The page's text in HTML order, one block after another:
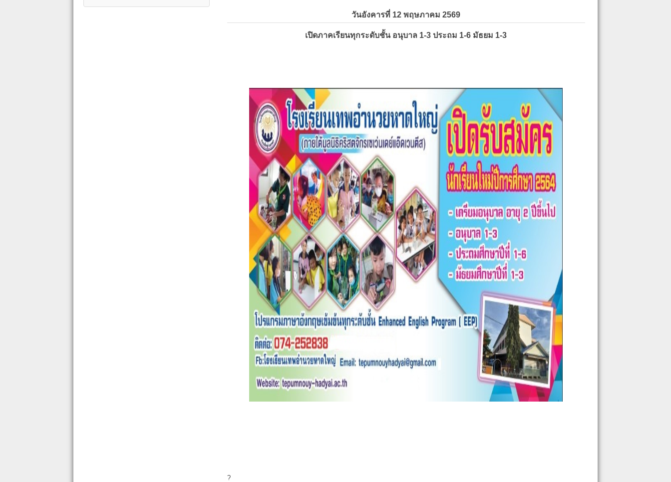
วันอังคารที่ 12 พฤษภาคม 2569
เปิดภาคเรียนทุกระดับชั้น อนุบาล 1-3 ประถม 1-6 มัธยม 1-3
?